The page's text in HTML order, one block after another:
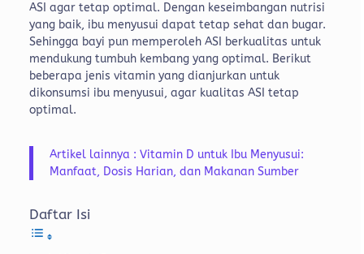
ASI agar tetap optimal. Dengan keseimbangan nutrisi
yang baik, ibu menyusui dapat tetap sehat dan bugar.
Sehingga bayi pun memperoleh ASI berkualitas untuk
mendukung tumbuh kembang yang optimal. Berikut
beberapa jenis vitamin yang dianjurkan untuk
dikonsumsi ibu menyusui, agar kualitas ASI tetap
optimal.
Artikel lainnya : Vitamin D untuk Ibu Menyusui:
Manfaat, Dosis Harian, dan Makanan Sumber
Daftar Isi